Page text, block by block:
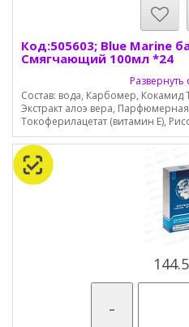
Код:505603; Blue Marine
Смягчающий 100мл *24
Состав: вода, Карбомер, Кокамид
Экстракт алоэ вера,
Токоферилацетат (витамин Е),
-